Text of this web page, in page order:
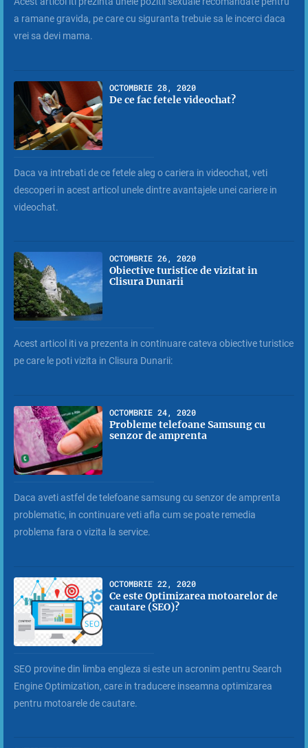
a ramane gravida, pe care cu siguranta trebuie sa le incerci daca
vrei sa devi mama.
OCTOMBRIE 28, 2020
De ce fac fetele videochat?
Daca va intrebati de ce fetele aleg o cariera in videochat, veti
descoperi in acest articol unele dintre avantajele unei cariere in
videochat.
OCTOMBRIE 26, 2020
Obiective turistice de vizitat in
Clisura Dunarii
Acest articol iti va prezenta in continuare cateva obiective turistice
pe care le poti vizita in Clisura Dunarii:
OCTOMBRIE 24, 2020
Probleme telefoane Samsung cu
senzor de amprenta
Daca aveti astfel de telefoane samsung cu senzor de amprenta
problematic, in continuare veti afla cum se poate remedia
problema fara o vizita la service.
OCTOMBRIE 22, 2020
Ce este Optimizarea motoarelor de
cautare (SEO)?
SEO provine din limba engleza si este un acronim pentru Search
Engine Optimization, care in traducere inseamna optimizarea
pentru motoarele de cautare.